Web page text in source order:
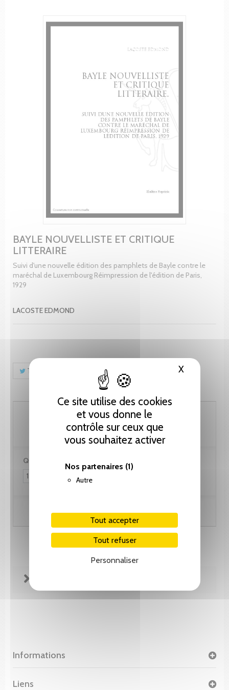
Ce site utilise des cookies
et vous donne le
contrôle sur ceux que
vous souhaitez activer
Nos partenaires (1)
Autre
Tout accepter
Tout refuser
Personnaliser
XMasquer
BAYLE NOUVELLISTE ET CRITIQUE
LITTERAIRE
Suivi d'une nouvelle édition des pamphlets de Bayle contre le
maréchal de Luxembourg Réimpression de l'édition de Paris,
1929
LACOSTE EDMOND
Tweet
61.55 CHF
Quantité :
Ajouter au panier
Informations
Liens